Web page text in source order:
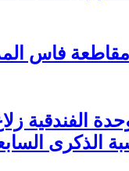
المدينة يهنئ
الذكرى